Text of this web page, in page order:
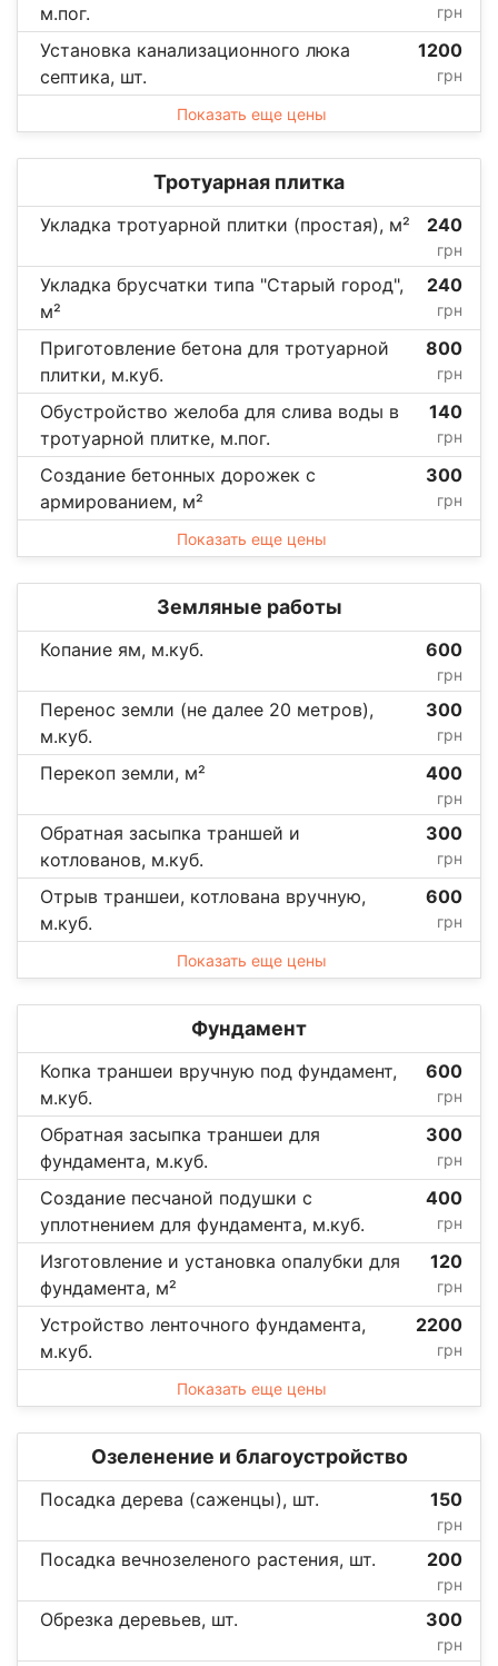
м.пог.
грн
Установка канализационного люка
септика, шт.
1200
грн
Показать еще цены
Тротуарная плитка
Укладка тротуарной плитки (простая), м² 240
грн
Укладка брусчатки типа "Старый город",
м²
240
грн
Приготовление бетона для тротуарной
плитки, м.куб.
800
грн
Обустройство желоба для слива воды в
тротуарной плитке, м.пог.
140
грн
Создание бетонных дорожек с
армированием, м²
300
грн
Показать еще цены
Земляные работы
Копание ям, м.куб. 600
грн
Перенос земли (не далее 20 метров),
м.куб.
300
грн
Перекоп земли, м² 400
грн
Обратная засыпка траншей и
котлованов, м.куб.
300
грн
Отрыв траншеи, котлована вручную,
м.куб.
600
грн
Показать еще цены
Фундамент
Копка траншеи вручную под фундамент,
м.куб.
600
грн
Обратная засыпка траншеи для
фундамента, м.куб.
300
грн
Создание песчаной подушки с
уплотнением для фундамента, м.куб.
400
грн
Изготовление и установка опалубки для
фундамента, м²
120
грн
Устройство ленточного фундамента,
м.куб.
2200
грн
Показать еще цены
Озеленение и благоустройство
Посадка дерева (саженцы), шт. 150
грн
Посадка вечнозеленого растения, шт. 200
грн
Обрезка деревьев, шт. 300
грн